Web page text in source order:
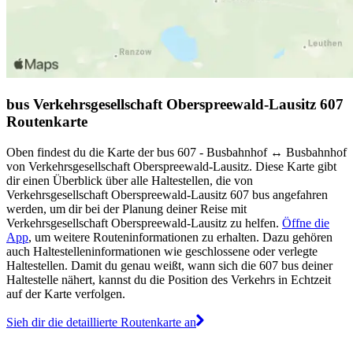
bus Verkehrsgesellschaft Oberspreewald-Lausitz 607
Routenkarte
Oben findest du die Karte der bus 607 - Busbahnhof ↔︎ Busbahnhof
von Verkehrsgesellschaft Oberspreewald-Lausitz. Diese Karte gibt
dir einen Überblick über alle Haltestellen, die von
Verkehrsgesellschaft Oberspreewald-Lausitz 607 bus angefahren
werden, um dir bei der Planung deiner Reise mit
Verkehrsgesellschaft Oberspreewald-Lausitz zu helfen. Öffne die
App, um weitere Routeninformationen zu erhalten. Dazu gehören
auch Haltestelleninformationen wie geschlossene oder verlegte
Haltestellen. Damit du genau weißt, wann sich die 607 bus deiner
Haltestelle nähert, kannst du die Position des Verkehrs in Echtzeit
auf der Karte verfolgen.
Sieh dir die detaillierte Routenkarte an